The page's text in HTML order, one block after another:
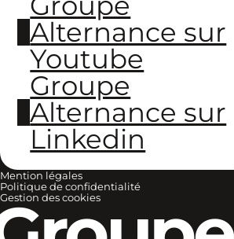
Alternance sur
Youtube
Groupe
Alternance sur
Linkedin
Mention légales
Politique de confidentialité
Gestion des cookies